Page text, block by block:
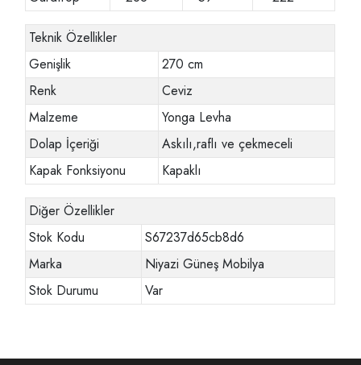
Teknik Özellikler
Genişlik
270 cm
Renk
Ceviz
Malzeme
Yonga Levha
Dolap İçeriği
Askılı,raflı ve çekmeceli
Kapak Fonksiyonu
Kapaklı
Diğer Özellikler
Stok Kodu
S67237d65cb8d6
Marka
Niyazi Güneş Mobilya
Stok Durumu
Var